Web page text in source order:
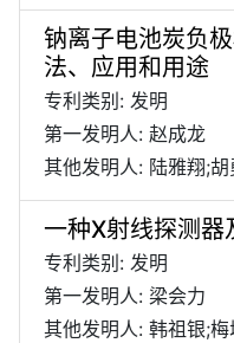
钠离子电池炭负
法、应用和用途
专利类别: 发明
第一发明人: 赵成龙
其他发明人: 陆雅翔;
一种X射线探测器
专利类别: 发明
第一发明人: 梁会力
其他发明人: 韩祖银;